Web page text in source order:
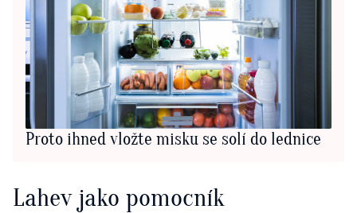
Proto ihned vložte misku se solí do lednice
Lahev jako pomocník